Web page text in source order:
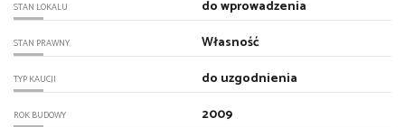
STAN LOKALU do wprowadzenia
STAN PRAWNY Własność
TYP KAUCJI do uzgodnienia
ROK BUDOWY 2009